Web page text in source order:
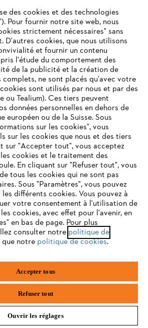
des données
Cookies
8617 Mönchaltorf
INTERNET
PRIS EN CHARGE
Internet que nous ne prenons plus
fonctionnalités de notre site ne
correctement. Pour une utilisation
nous vous recommandons de passer à
:
chrome
des cookies et des technologies
Pour fournir notre site web, nous
strictement nécessaires" sans
D'autres cookies, que nous utilisons
et fournir un contenu
l'étude du comportement des
de la publicité et la création de
ne sont placés qu'avec votre
sont utilisés par nous et par des
ou Tealium). Ces tiers peuvent
données personnelles en dehors de
européen ou de la Suisse. Sous
sur les cookies", vous
sur les cookies que nous et des tiers
sur "Accepter tout", vous acceptez
cookies et le traitement des
En cliquant sur "Refuser tout", vous
tous les cookies qui ne sont pas
Sous "Paramètres", vous pouvez
différents cookies. Vous pouvez à
votre consentement à l'utilisation de
cookies, avec effet pour l'avenir, en
en bas de page. Pour plus
consulter notre politique de
que notre politique de cookies.
Accepter tous
Refuser tout
Ouvrir les réglages